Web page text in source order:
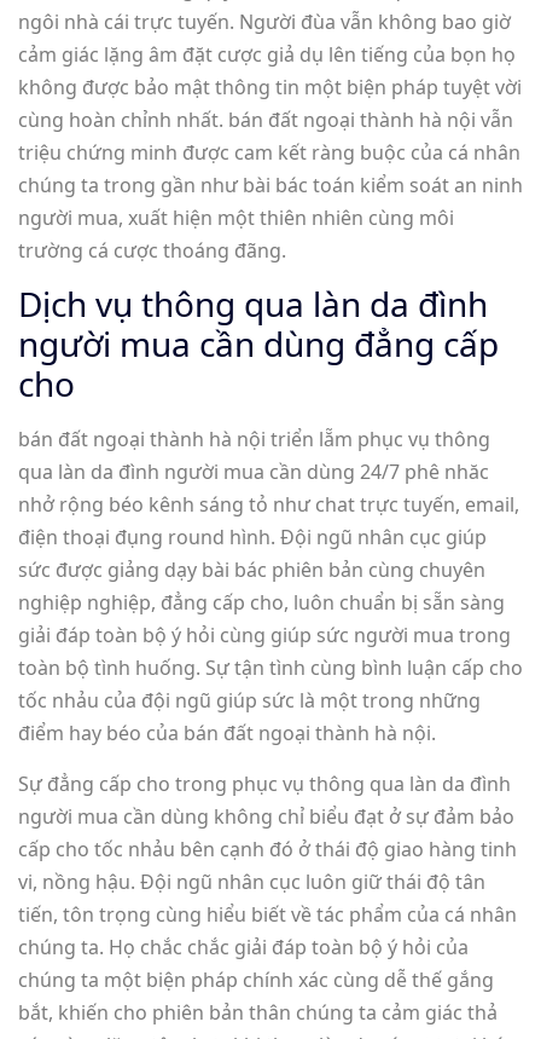
ngôi nhà cái trực tuyến. Người đùa vẫn không bao giờ
cảm giác lặng âm đặt cược giả dụ lên tiếng của bọn họ
không được bảo mật thông tin một biện pháp tuyệt vời
cùng hoàn chỉnh nhất. bán đất ngoại thành hà nội vẫn
triệu chứng minh được cam kết ràng buộc của cá nhân
chúng ta trong gần như bài bác toán kiểm soát an ninh
người mua, xuất hiện một thiên nhiên cùng môi
trường cá cược thoáng đãng.
Dịch vụ thông qua làn da đình
người mua cần dùng đẳng cấp
cho
bán đất ngoại thành hà nội triển lẵm phục vụ thông
qua làn da đình người mua cần dùng 24/7 phê nhăc
nhở rộng béo kênh sáng tỏ như chat trực tuyến, email,
điện thoại đụng round hình. Đội ngũ nhân cục giúp
sức được giảng dạy bài bác phiên bản cùng chuyên
nghiệp nghiệp, đẳng cấp cho, luôn chuẩn bị sẵn sàng
giải đáp toàn bộ ý hỏi cùng giúp sức người mua trong
toàn bộ tình huống. Sự tận tình cùng bình luận cấp cho
tốc nhảu của đội ngũ giúp sức là một trong những
điểm hay béo của bán đất ngoại thành hà nội.
Sự đẳng cấp cho trong phục vụ thông qua làn da đình
người mua cần dùng không chỉ biểu đạt ở sự đảm bảo
cấp cho tốc nhảu bên cạnh đó ở thái độ giao hàng tinh
vi, nồng hậu. Đội ngũ nhân cục luôn giữ thái độ tân
tiến, tôn trọng cùng hiểu biết về tác phẩm của cá nhân
chúng ta. Họ chắc chắc giải đáp toàn bộ ý hỏi của
chúng ta một biện pháp chính xác cùng dễ thế gắng
bắt, khiến cho phiên bản thân chúng ta cảm giác thả